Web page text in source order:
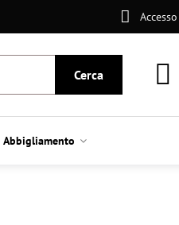
Accesso
Cerca
Abbigliamento